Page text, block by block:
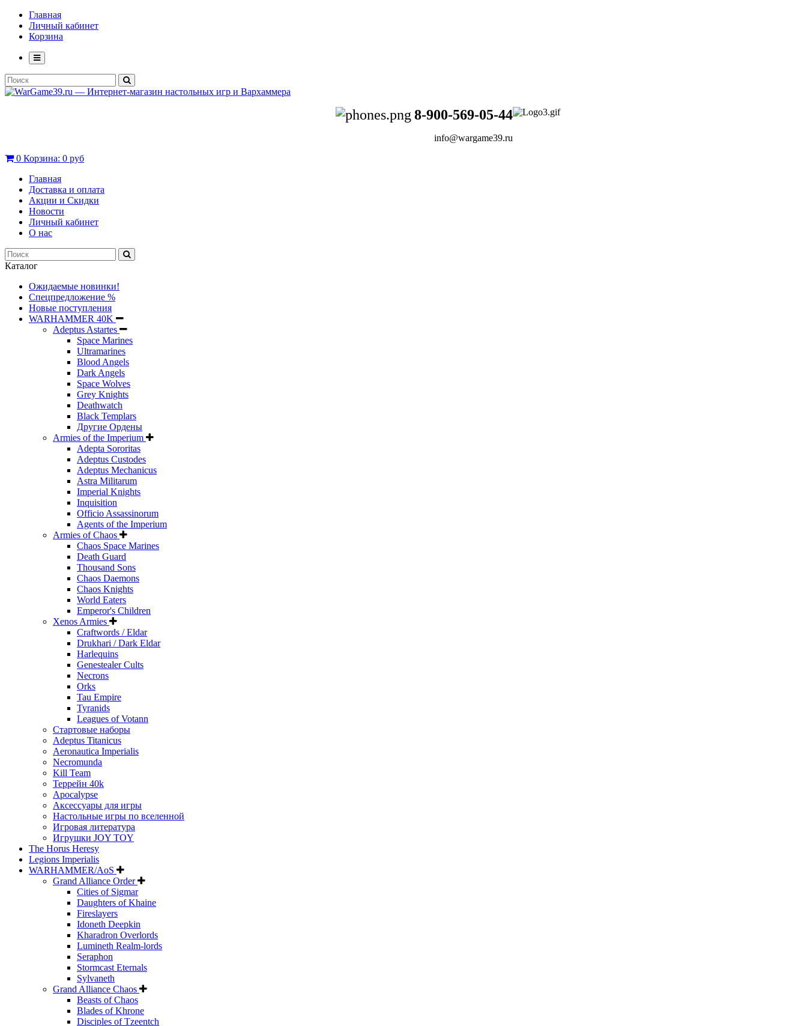
Главная
Личный кабинет
Корзина
8-900-569-05-44
info@wargame39.ru
0 Корзина: 0 руб
Главная
Доставка и оплата
Акции и Скидки
Новости
Личный кабинет
О нас
Каталог
Ожидаемые новинки!
Спецпредложение %
Новые поступления
WARHAMMER 40K
Adeptus Astartes
Space Marines
Ultramarines
Blood Angels
Dark Angels
Space Wolves
Grey Knights
Deathwatch
Black Templars
Другие Ордены
Armies of the Imperium
Adepta Sororitas
Adeptus Custodes
Adeptus Mechanicus
Astra Militarum
Imperial Knights
Inquisition
Officio Assassinorum
Agents of the Imperium
Armies of Chaos
Chaos Space Marines
Death Guard
Thousand Sons
Chaos Daemons
Chaos Knights
World Eaters
Emperor's Children
Xenos Armies
Craftwords / Eldar
Drukhari / Dark Eldar
Harlequins
Genestealer Cults
Necrons
Orks
Tau Empire
Tyranids
Leagues of Votann
Стартовые наборы
Adeptus Titanicus
Aeronautica Imperialis
Necromunda
Kill Team
Террейн 40k
Apocalypse
Аксессуары для игры
Настольные игры по вселенной
Игровая литература
Игрушки JOY TOY
The Horus Heresy
Legions Imperialis
WARHAMMER/AoS
Grand Alliance Order
Cities of Sigmar
Daughters of Khaine
Fireslayers
Idoneth Deepkin
Kharadron Overlords
Lumineth Realm-lords
Seraphon
Stormcast Eternals
Sylvaneth
Grand Alliance Chaos
Beasts of Chaos
Blades of Khrone
Disciples of Tzeentch